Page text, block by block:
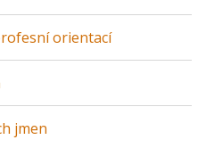
orientací
jmen